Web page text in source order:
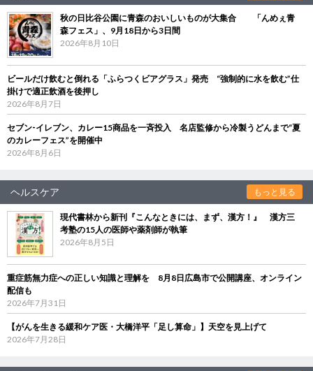
秋の日比谷公園に青森のおいしいものが大集合 「んめぇ青
森フェス」、9月18日から3日間
2026年8月10日
ビールだけ飲むと倒れる「ふらつくビアグラス」発売 “強制的に水を飲む”仕
掛けで適正飲酒を後押し
2026年8月7日
セブン‐イレブン、カレー15商品を一斉投入 名店監修から冷製うどんまで“夏
のカレーフェス”を開催中
2026年8月6日
ヘルスケア もっと見る
現代書林から新刊『こんなときには、まず、漢方！』 漢方三
考塾の15人の医師や薬剤師が執筆
2026年8月5日
重症筋無力症への正しい知識と理解を 8月8日広島市で公開講座、オンライン
配信も
2026年7月31日
【がんを生きる緩和ケア医・大橋洋平「足し算命」】天空を見上げて
2026年7月28日